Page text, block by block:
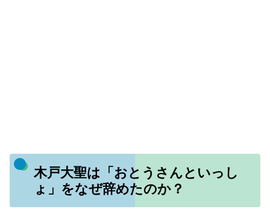
木戸大聖は「おとうさんといっし
ょ」をなぜ辞めたのか？